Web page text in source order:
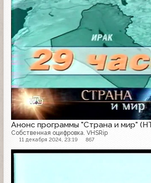
Анонс программы "Страна и мир"
Собственная оцифровка. VHSRip
11 декабря 2024, 23:19 867
Анонс